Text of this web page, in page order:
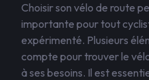
Choisir son vélo de route
importante pour tout
expérimenté. Plusieurs
compte pour trouver le
à ses besoins. Il est